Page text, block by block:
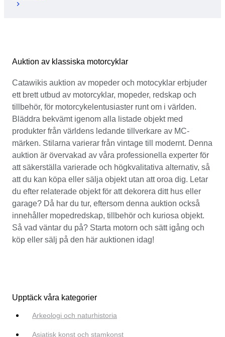
Auktion av klassiska motorcyklar
Catawikis auktion av mopeder och motocyklar erbjuder
ett brett utbud av motorcyklar, mopeder, redskap och
tillbehör, för motorcykelentusiaster runt om i världen.
Bläddra bekvämt igenom alla listade objekt med
produkter från världens ledande tillverkare av MC-
märken. Stilarna varierar från vintage till modernt. Denna
auktion är övervakad av våra professionella experter för
att säkerställa varierade och högkvalitativa alternativ, så
att du kan köpa eller sälja objekt utan att oroa dig. Letar
du efter relaterade objekt för att dekorera ditt hus eller
garage? Då har du tur, eftersom denna auktion också
innehåller mopedredskap, tillbehör och kuriosa objekt.
Så vad väntar du på? Starta motorn och sätt igång och
köp eller sälj på den här auktionen idag!
Upptäck våra kategorier
Arkeologi och naturhistoria
Asiatisk konst och stamkonst